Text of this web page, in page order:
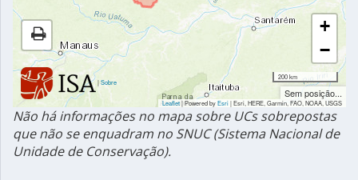
|Sobre
+
−
200 km
Sem posição...
Leaflet| Powered byEsri|Esri, HERE, Garmin, FAO, NOAA, USGS
Não há informações no mapa sobre UCs sobrepostas
que não se enquadram no SNUC (Sistema Nacional de
Unidade de Conservação).